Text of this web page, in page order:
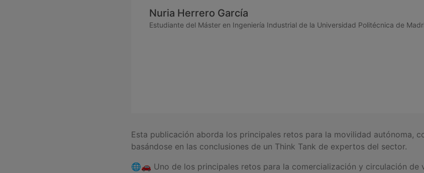
Nuria Herrero García
Estudiante del Máster en Ingeniería Industrial de la Universidad Politécnica de
Esta publicación aborda los principales retos para la movilidad autónoma,
basándose en las conclusiones de un Think Tank de expertos del sector.
🌐🚗 Uno de los principales retos para la comercialización y circulación de